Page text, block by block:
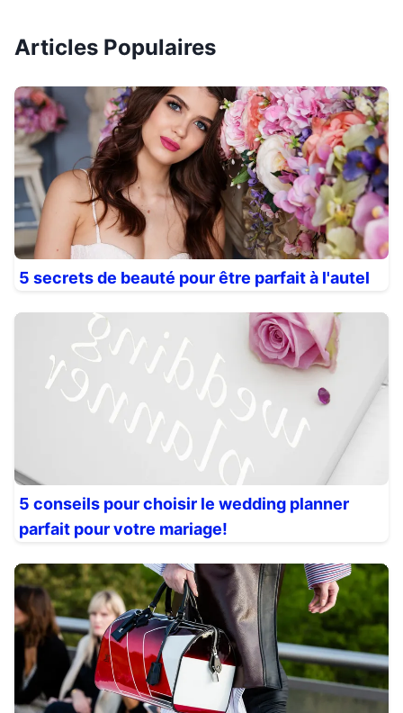
Articles Populaires
5 secrets de beauté pour être parfait à l'autel
5 conseils pour choisir le wedding planner
parfait pour votre mariage!